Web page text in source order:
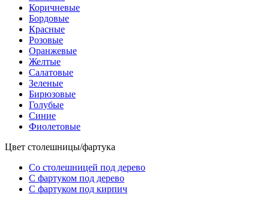
Коричневые
Бордовые
Красные
Розовые
Оранжевые
Желтые
Салатовые
Зеленые
Бирюзовые
Голубые
Синие
Фиолетовые
Цвет столешницы/фартука
Со столешницей под дерево
С фартуком под дерево
С фартуком под кирпич